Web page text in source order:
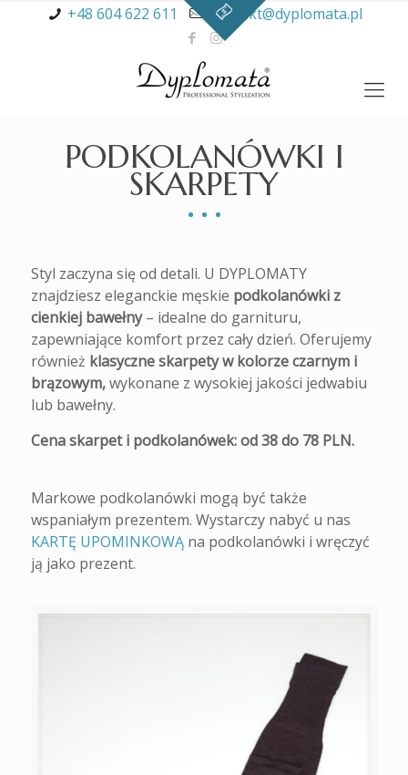
+48 604 622 611 kontakt@dyplomata.pl
PODKOLANÓWKI I
SKARPETY
Styl zaczyna się od detali. U DYPLOMATY
znajdziesz eleganckie męskie podkolanówki z
cienkiej bawełny– idealne do garnituru,
zapewniające komfort przez cały dzień. Oferujemy
również klasyczne skarpety w kolorze czarnym i
brązowym,wykonane z wysokiej jakości jedwabiu
lub bawełny.
Cena skarpet i podkolanówek: od 38 do 78 PLN.
Markowe podkolanówki mogą być także
wspaniałym prezentem. Wystarczy nabyć u nas
KARTĘ UPOMINKOWĄna podkolanówki i wręczyć
ją jako prezent.